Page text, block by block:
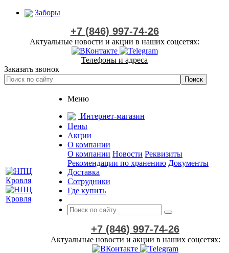
Заборы
+7 (846) 997-74-26
Актуальные новости и акции в наших соцсетях:
Телефоны и адреса
Заказать звонок
Меню
Интернет-магазин
Цены
Акции
О компании
О компании Новости Реквизиты
Рекомендации по хранению Документы
Доставка
Сотрудники
Где купить
+7 (846) 997-74-26
Актуальные новости и акции в наших соцсетях: